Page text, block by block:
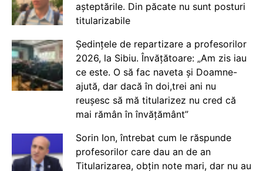
așteptările. Din păcate nu sunt posturi
titularizabile
Ședințele de repartizare a profesorilor
2026, la Sibiu. Învățătoare: „Am zis iau
ce este. O să fac naveta și Doamne-
ajută, dar dacă în doi,trei ani nu
reușesc să mă titularizez nu cred că
mai rămân în învățământ”
Sorin Ion, întrebat cum le răspunde
profesorilor care dau an de an
Titularizarea, obțin note mari, dar nu au